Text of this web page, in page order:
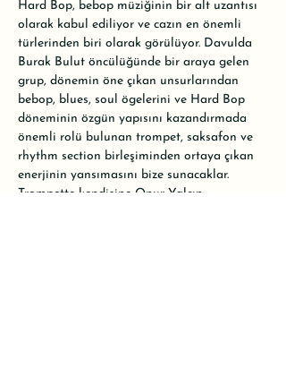
Hard Bop, bebop müziğinin bir alt uzantısı
olarak kabul ediliyor ve cazın en önemli
türlerinden biri olarak görülüyor. Davulda
Burak Bulut öncülüğünde bir araya gelen
grup, dönemin öne çıkan unsurlarından
bebop, blues, soul ögelerini ve Hard Bop
döneminin özgün yapısını kazandırmada
önemli rolü bulunan trompet, saksafon ve
rhythm section birleşiminden ortaya çıkan
enerjinin yansımasını bize sunacaklar.
Trompette kendisine Onur Yalçın,